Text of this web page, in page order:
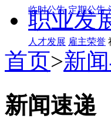
临时公告 定期公告
职业发
人才发展 雇主荣誉
首页>新
新闻速递